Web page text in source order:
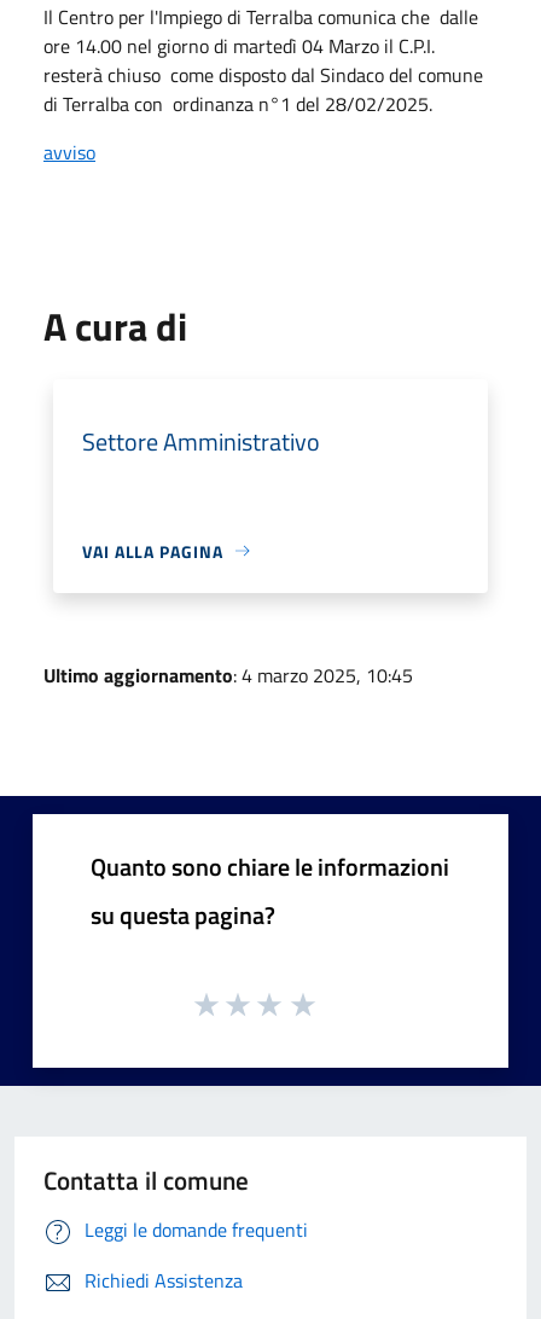
Il Centro per l'Impiego di Terralba comunica che dalle
ore 14.00 nel giorno di martedì 04 Marzo il C.P.I.
resterà chiuso come disposto dal Sindaco del comune
di Terralba con ordinanza n°1 del 28/02/2025.
avviso
A cura di
Settore Amministrativo
VAI ALLA PAGINA
Ultimo aggiornamento: 4 marzo 2025, 10:45
Quanto sono chiare le informazioni
su questa pagina?
Contatta il comune
Leggi le domande frequenti
Richiedi Assistenza